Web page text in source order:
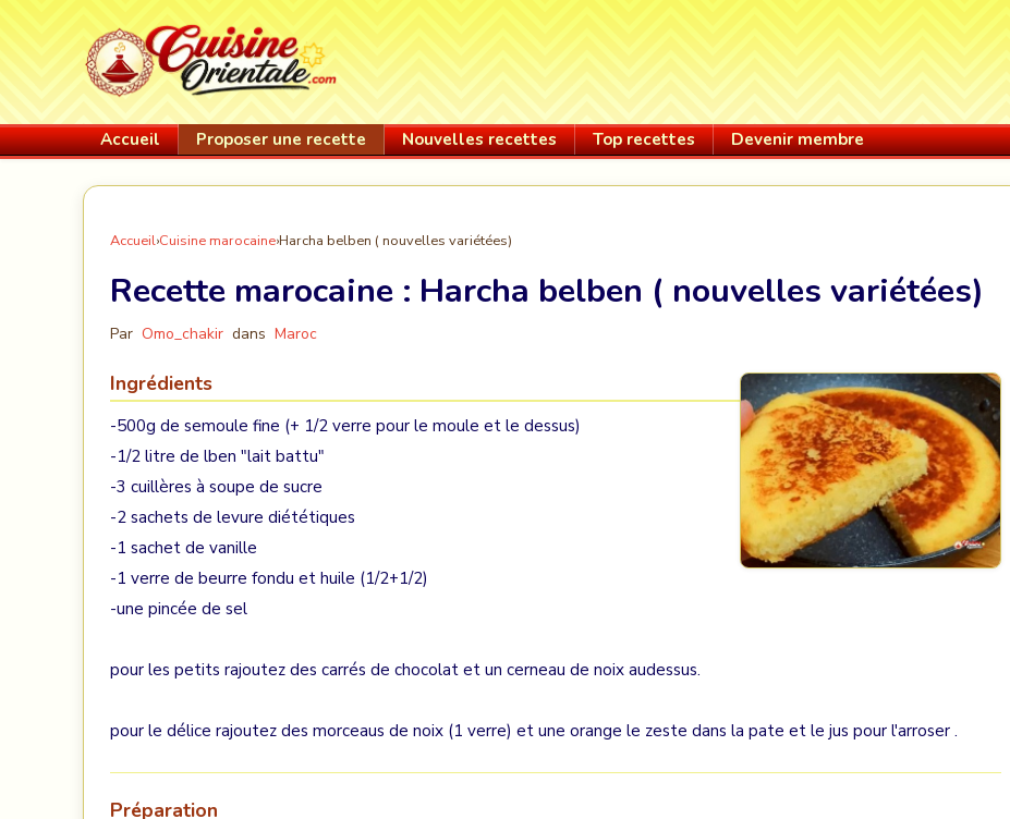
Accueil Proposer une recette Nouvelles recettes Top recettes Devenir membre
Accueil›Cuisine marocaine›Harcha belben ( nouvelles variétées)
Recette marocaine : Harcha belben ( nouvelles variétées)
Par Omo_chakir dans Maroc
Ingrédients
-500g de semoule fine (+ 1/2 verre pour le moule et le dessus)
-1/2 litre de lben "lait battu"
-3 cuillères à soupe de sucre
-2 sachets de levure diététiques
-1 sachet de vanille
-1 verre de beurre fondu et huile (1/2+1/2)
-une pincée de sel
pour les petits rajoutez des carrés de chocolat et un cerneau de noix audessus.
pour le délice rajoutez des morceaus de noix (1 verre) et une orange le zeste dans la pate et le jus pour l'arroser .
Préparation